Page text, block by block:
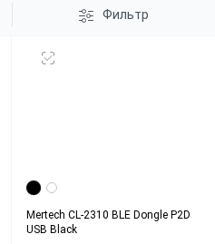
Фильтр
Mertech CL-2310 BLE Dongle P2D
USB Black